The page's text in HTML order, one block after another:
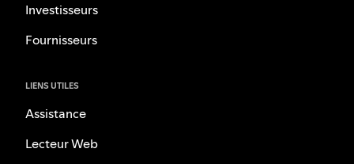
Investisseurs
Fournisseurs
LIENS UTILES
Assistance
Lecteur Web